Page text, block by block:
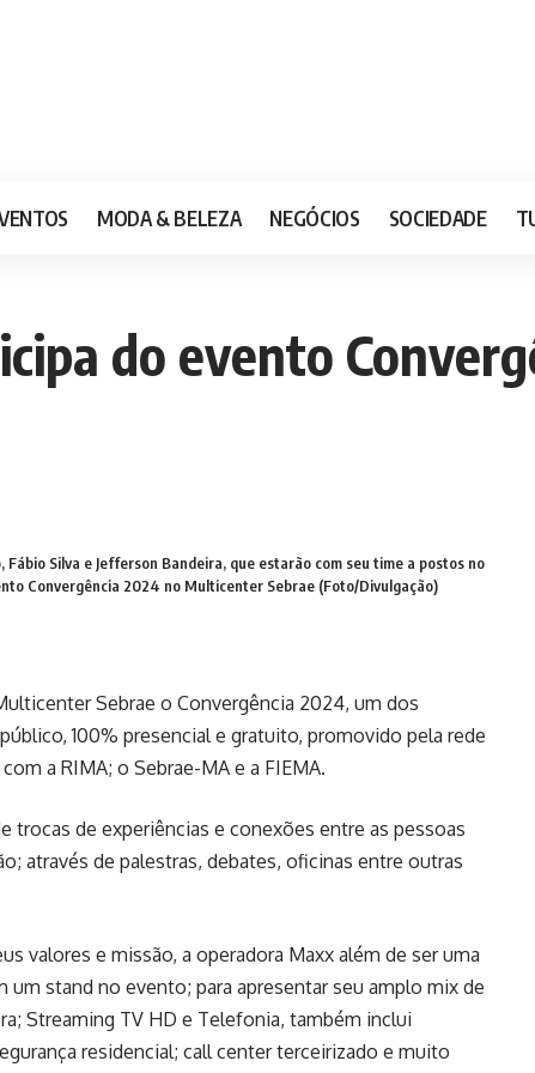
MODA & BELEZA NEGÓCIOS SOCIEDADE
do evento
Silva e Jefferson Bandeira, que estarão com seu time a postos no
Convergência 2024 no Multicenter Sebrae (Foto/Divulgação)
Sebrae o Convergência 2024, um dos
100% presencial e gratuito, promovido pela rede
a RIMA; o Sebrae-MA e a FIEMA.
trocas de experiências e conexões entre as pessoas
através de palestras, debates, oficinas entre outras
valores e missão, a operadora Maxx além de ser uma
um stand no evento; para apresentar seu amplo mix de
Streaming TV HD e Telefonia, também inclui
residencial; call center terceirizado e muito